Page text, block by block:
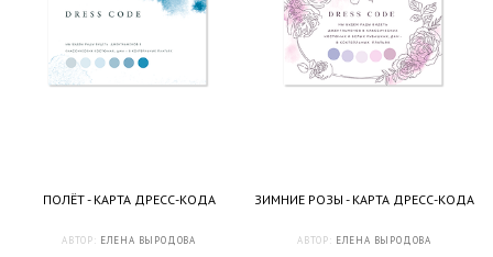
ПОЛЁТ - КАРТА ДРЕСС-КОДА
АВТОР: ЕЛЕНА ВЫРОДОВА
ЗИМНИЕ РОЗЫ - КАРТА ДРЕСС-КОДА
АВТОР: ЕЛЕНА ВЫРОДОВА